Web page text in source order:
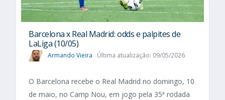
Barcelona x Real Madrid: odds e palpites de
LaLiga (10/05)
Armando Vieira Última atualização: 09/05/2026
O Barcelona recebe o Real Madrid no domingo, 10
de maio, no Camp Nou, em jogo pela 35ª rodada